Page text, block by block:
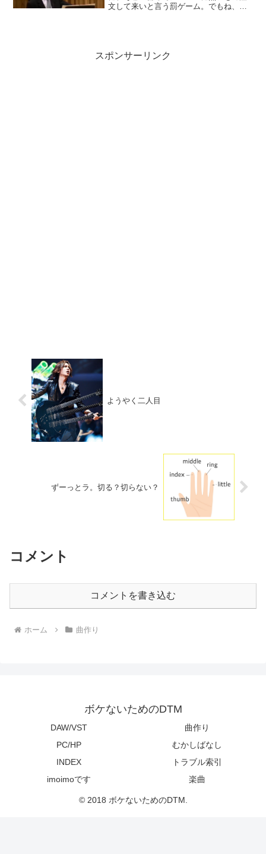
文して来いと言う罰ゲーム。でもね、ホ
スポンサーリンク
ようやく二人目
ずーっとラ。切る？切らない？
コメント
コメントを書き込む
ホーム 曲作り
ボケないためのDTM
DAW/VST
曲作り
PC/HP
むかしばなし
INDEX
トラブル索引
imoimoです
楽曲
© 2018 ボケないためのDTM.